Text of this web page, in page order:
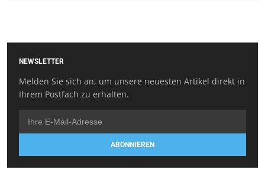
NEWSLETTER
Melden Sie sich an, um unsere neuesten Artikel direkt in
Ihrem Postfach zu erhalten.
ABONNIEREN